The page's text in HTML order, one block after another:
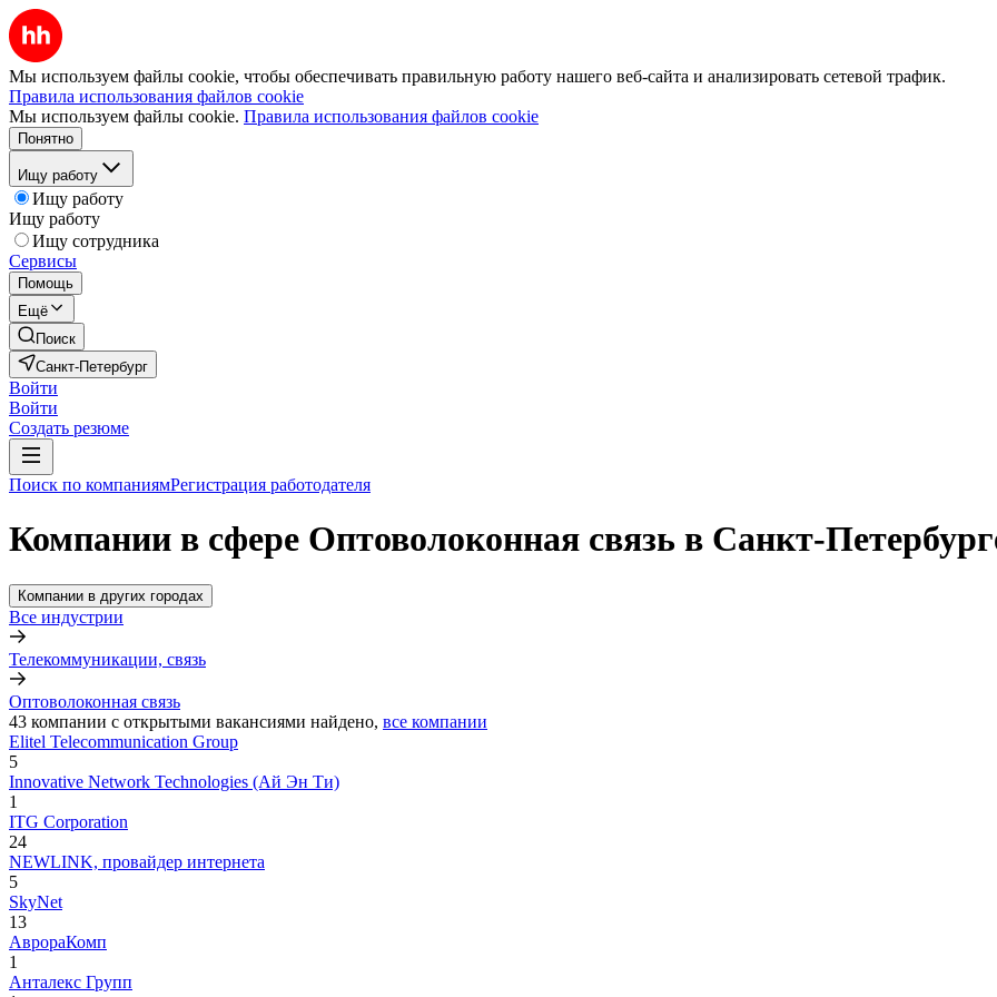
Мы используем файлы cookie, чтобы обеспечивать правильную работу нашего веб-сайта и анализировать сетевой трафик.
Правила использования файлов cookie
Мы используем файлы cookie. Правила использования файлов cookie
Понятно
Ищу работу
Ищу работу
Ищу работу
Ищу сотрудника
Сервисы
Помощь
Ещё
Поиск
Санкт-Петербург
Войти
Войти
Создать резюме
Поиск по компаниямРегистрация работодателя
Компании в сфере Оптоволоконная связь в Санкт-
Компании в других городах
Все индустрии
Телекоммуникации, связь
Оптоволоконная связь
43 компании с открытыми вакансиями найдено, все компании
Elitel Telecommunication Group
5
Innovative Network Technologies (Ай Эн Ти)
1
ITG Corporation
24
NEWLINK, провайдер интернета
5
SkyNet
13
АврораКомп
1
Анталекс Групп